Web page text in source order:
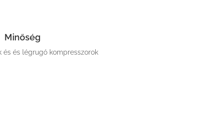
Minőség
és és légrugó kompresszorok